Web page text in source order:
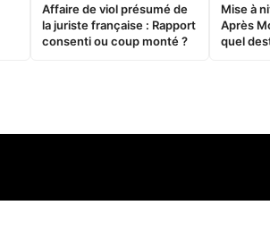
Affaire de viol présumé de
la juriste française : Rapport
consenti ou coup monté ?
Mise à
Après
quel